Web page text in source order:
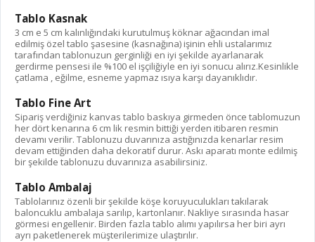
Tablo Kasnak
3 cm e 5 cm kalınlığındaki kurutulmuş köknar ağacından imal
edilmiş özel tablo şasesine (kasnağına) işinin ehli ustalarımız
tarafından tablonuzun gerginliği en iyi şekilde ayarlanarak
gerdirme pensesi ile %100 el işçiliğiyle en iyi sonucu alırız.Kesinlikle
çatlama , eğilme, esneme yapmaz ısıya karşı dayanıklıdır.
Tablo Fine Art
Sipariş verdiğiniz kanvas tablo baskıya girmeden önce tablomuzun
her dört kenarına 6 cm lik resmin bittiği yerden itibaren resmin
devamı verilir. Tablonuzu duvarınıza astığınızda kenarlar resim
devam ettiğinden daha dekoratif durur. Askı aparatı monte edilmiş
bir şekilde tablonuzu duvarınıza asabilirsiniz.
Tablo Ambalaj
Tablolarınız özenli bir şekilde köşe koruyuculukları takılarak
baloncuklu ambalaja sarılıp, kartonlanır. Nakliye sırasında hasar
görmesi engellenir. Birden fazla tablo alımı yapılırsa her biri ayrı
ayrı paketlenerek müşterilerimize ulaştırılır.